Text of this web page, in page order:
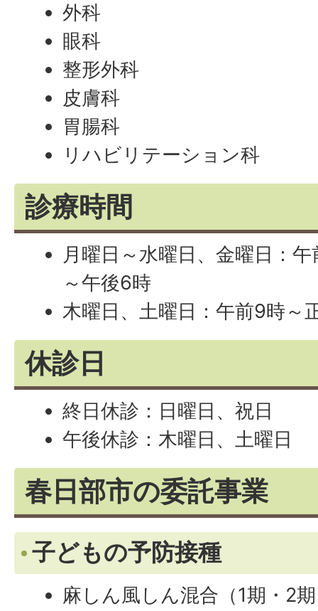
外科
眼科
整形外科
皮膚科
胃腸科
リハビリテーション科
診療時間
月曜日～水曜日、金曜日：
～午後6時
木曜日、土曜日：午前9時～
休診日
終日休診：日曜日、祝日
午後休診：木曜日、土曜日
春日部市の委託事業
子どもの予防接種
麻しん風しん混合（1期・2